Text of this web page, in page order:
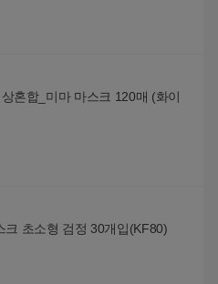
혼합_미마 마스크 120매 (화이
크 초소형 검정 30개입(KF80)